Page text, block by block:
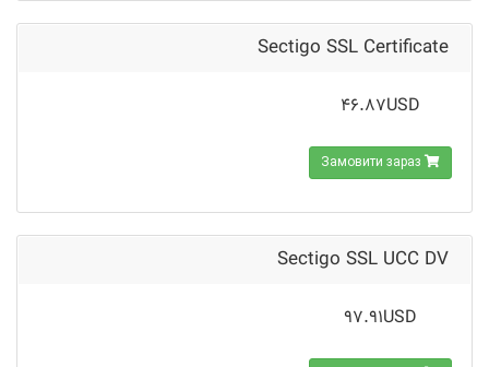
Sectigo SSL Certificate
46.87USD
Замовити зараз
Sectigo SSL UCC DV
97.91USD